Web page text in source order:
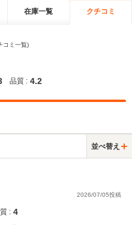
在庫一覧 クチコミ
コミ一覧)
品質 : 4.2
並べ替え
2026/07/05投稿
: 4